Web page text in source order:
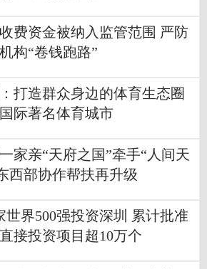
费资金被纳入监管范围 严防
构“卷钱跑路”
打造群众身边的体育生态圈
际著名体育城市
家亲“天府之国”牵手“人间天
西部协作帮扶再升级
世界500强投资深圳 累计批准
接投资项目超10万个